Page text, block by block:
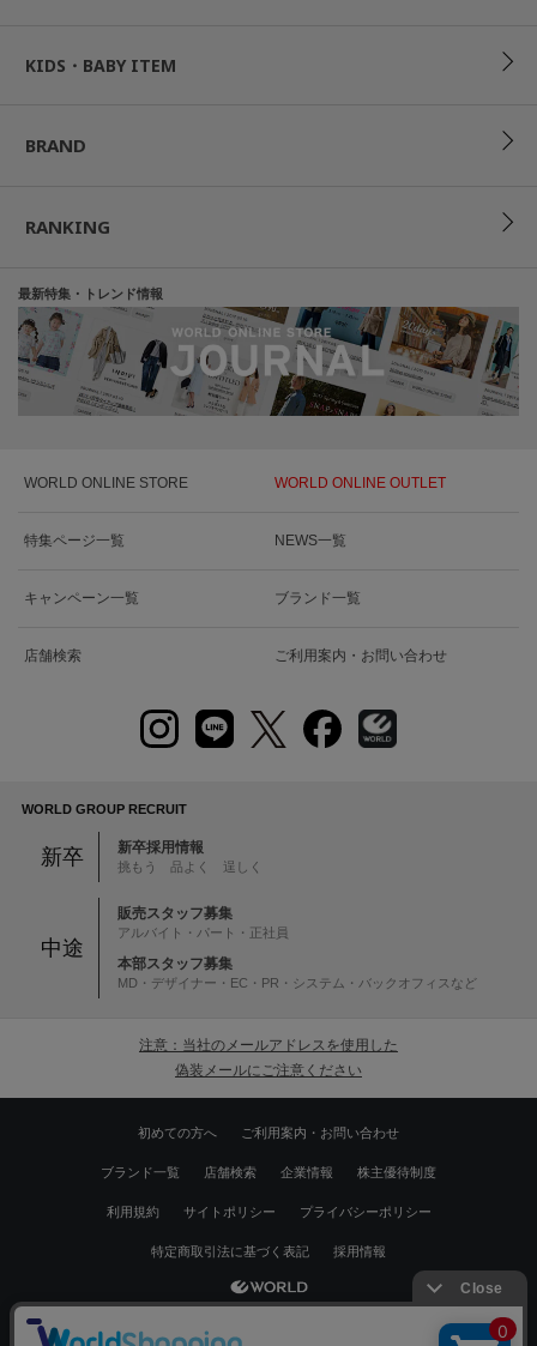
KIDS・BABY ITEM
BRAND
RANKING
最新特集・トレンド情報
WORLD ONLINE STORE WORLD ONLINE OUTLET
特集ページ一覧 NEWS一覧
キャンペーン一覧 ブランド一覧
店舗検索 ご利用案内・お問い合わせ
WORLD GROUP RECRUIT
新卒 新卒採用情報
挑もう 品よく 逞しく
中途
販売スタッフ募集
アルバイト・パート・正社員
本部スタッフ募集
MD・デザイナー・EC・PR・システム・バックオフィスなど
注意：当社のメールアドレスを使用した
偽装メールにご注意ください
初めての方へ ご利用案内・お問い合わせ
ブランド一覧 店舗検索 企業情報 株主優待制度
利用規約 サイトポリシー プライバシーポリシー
特定商取引法に基づく表記 採用情報